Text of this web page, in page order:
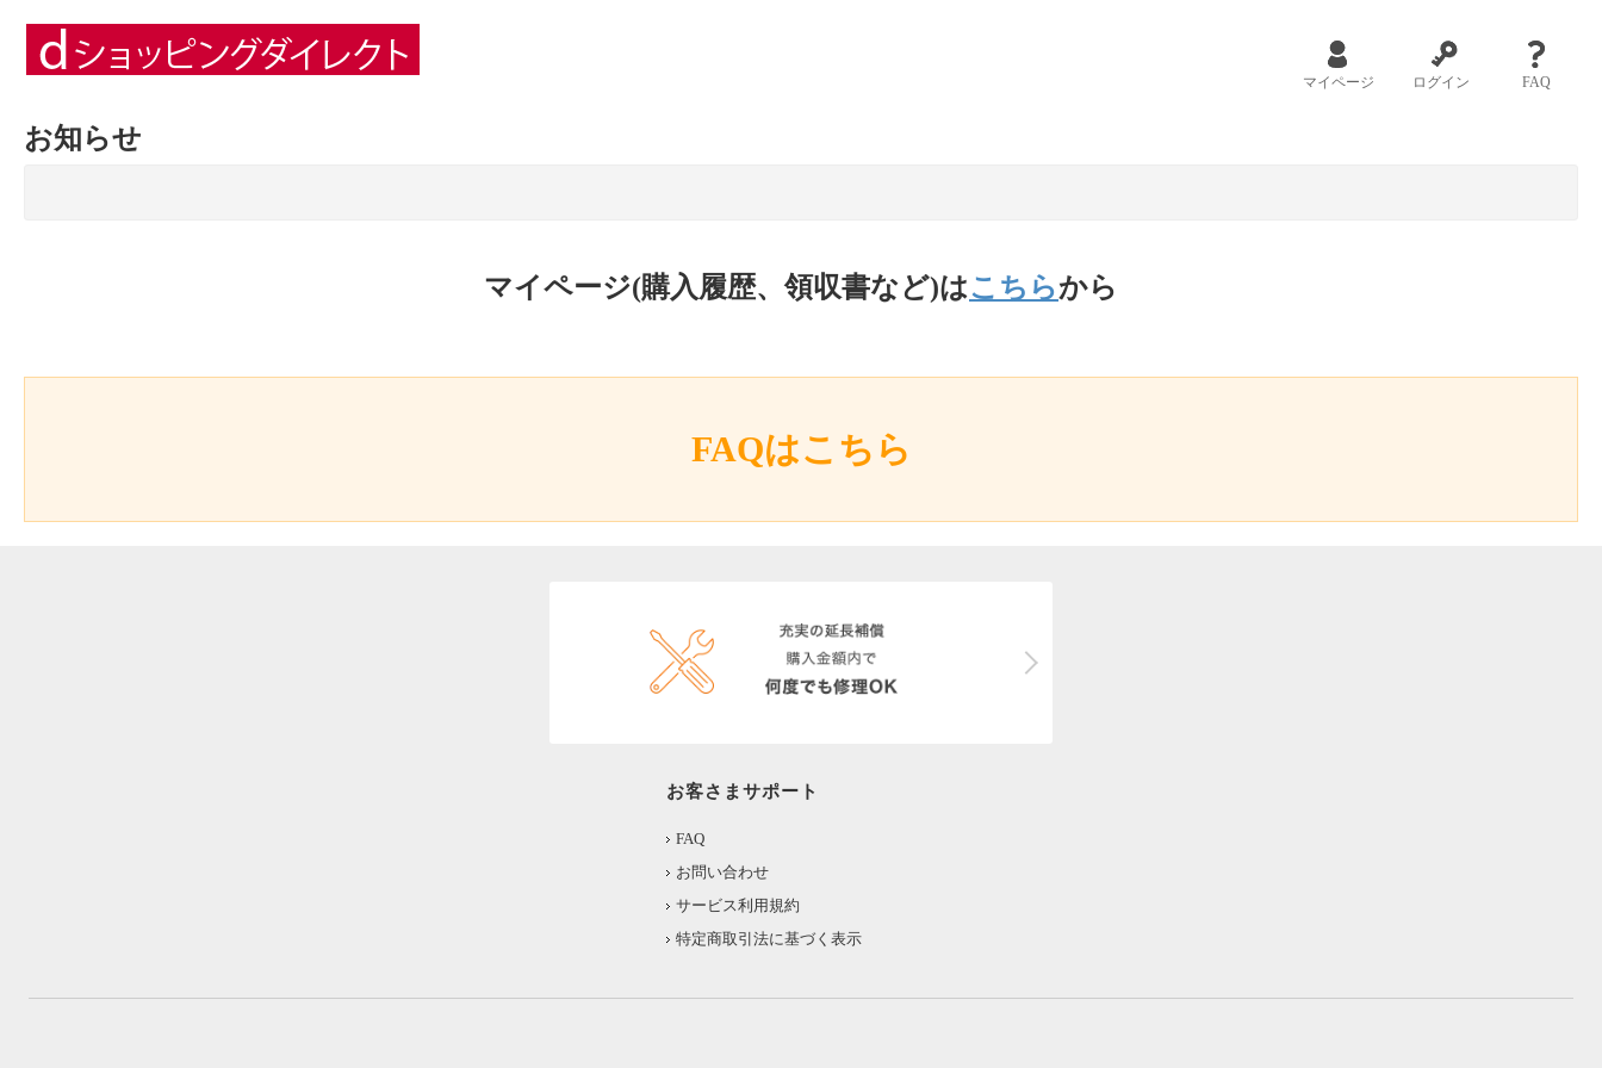
マイページ ログイン FAQ
お知らせ
マイページ(購入履歴、領収書など)はこちらから
FAQはこちら
お客さまサポート
FAQ
お問い合わせ
サービス利用規約
特定商取引法に基づく表示